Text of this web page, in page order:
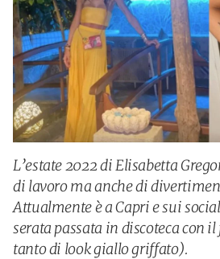
L’estate 2022 di Elisabetta
di lavoro ma anche di
Attualmente è a Capri e sui
serata passata in discoteca con
tanto di look giallo griffato).